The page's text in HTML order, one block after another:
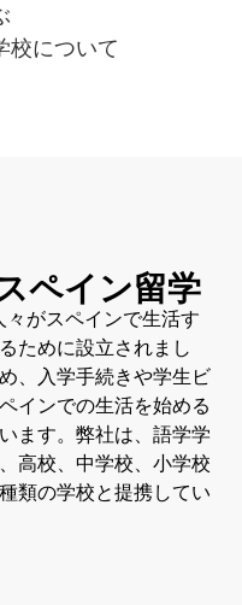
校について
ペイン留学
がスペインで生活す
ために設立されまし
、入学手続きや学生ビ
インでの生活を始める
ます。弊社は、語学学
高校、中学校、小学校
類の学校と提携してい